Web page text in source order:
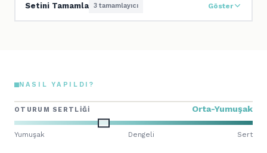
Setini Tamamla 3 tamamlayıcı Göster
NASIL YAPILDI?
OTURUM SERTLIĞI Orta-Yumuşak
Yumuşak Dengeli Sert